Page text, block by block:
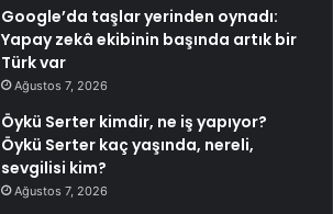
Google’da taşlar yerinden oynadı:
Yapay zekâ ekibinin başında artık bir
Türk var
Ağustos 7, 2026
Öykü Serter kimdir, ne iş yapıyor?
Öykü Serter kaç yaşında, nereli,
sevgilisi kim?
Ağustos 7, 2026